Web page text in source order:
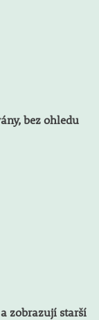
bez ohledu
zobrazují starší